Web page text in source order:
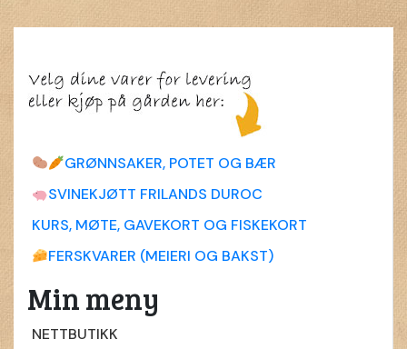
GRØNNSAKER, POTET OG BÆR
SVINEKJØTT FRILANDS DUROC
KURS, MØTE, GAVEKORT OG FISKEKORT
FERSKVARER (MEIERI OG BAKST)
Min meny
NETTBUTIKK